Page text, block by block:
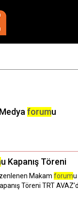
forumu
u Kapanış Töreni
Makam forumu
Töreni TRT